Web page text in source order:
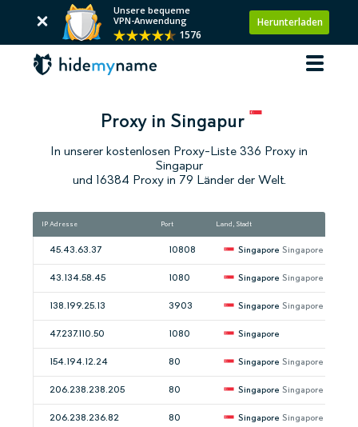
Unsere bequeme
VPN-Anwendung
1576
Herunterladen
Proxy in Singapur
In unserer kostenlosen Proxy-Liste 336 Proxy in
Singapur
und 16384 Proxy in 79 Länder der Welt.
IP Adresse Port Land, Stadt
45.43.63.37 10808 Singapore Singapore
43.134.58.45 1080 Singapore Singapore
138.199.25.13 3903 Singapore Singapore
47.237.110.50 1080 Singapore
154.194.12.24 80 Singapore Singapore
206.238.238.205 80 Singapore Singapore
206.238.236.82 80 Singapore Singapore